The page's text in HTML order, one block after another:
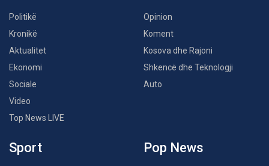
Politikë
Kronikë
Aktualitet
Ekonomi
Sociale
Video
Top News LIVE
Opinion
Koment
Kosova dhe Rajoni
Shkencë dhe Teknologji
Auto
Sport Pop News